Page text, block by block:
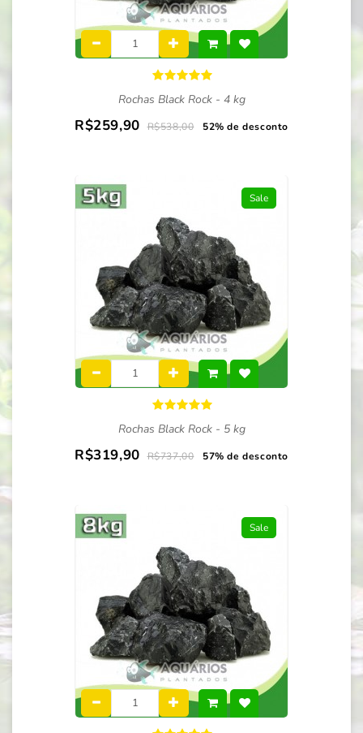
Rochas Black Rock - 4 kg
R$259,90 R$538,00 52% de desconto
Sale
Rochas Black Rock - 5 kg
R$319,90 R$737,00 57% de desconto
Sale